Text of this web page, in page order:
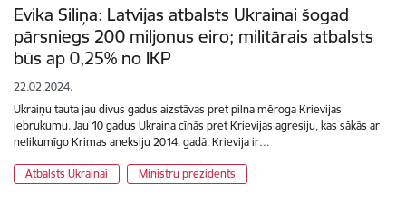
Evika Siliņa: Latvijas atbalsts Ukrainai šogad
pārsniegs 200 miljonus eiro; militārais atbalsts
būs ap 0,25% no IKP
22.02.2024.
Ukraiņu tauta jau divus gadus aizstāvas pret pilna mēroga Krievijas
iebrukumu. Jau 10 gadus Ukraina cīnās pret Krievijas agresiju, kas sākās ar
nelikumīgo Krimas aneksiju 2014. gadā. Krievija ir…
Atbalsts Ukrainai Ministru prezidents